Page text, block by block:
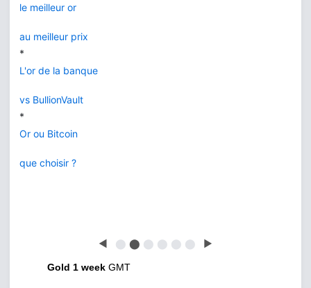
le meilleur or
au meilleur prix
*
L'or de la banque
vs BullionVault
*
Or ou Bitcoin
que choisir ?
◀ ⬤ ⬤ ⬤ ⬤ ⬤ ⬤ ▶
Gold 1 week GMT